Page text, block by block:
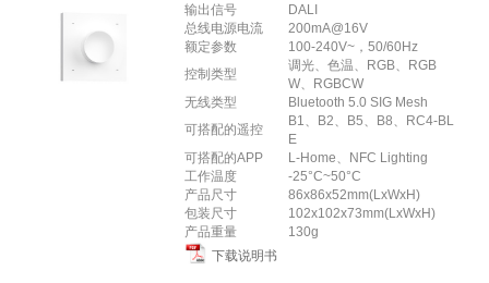
输出信号
DALI
总线电源电流
200mA@16V
额定参数
100-240V~，50/60Hz
控制类型
调光、色温、RGB、RGB
W、RGBCW
无线类型
Bluetooth 5.0 SIG Mesh
可搭配的遥控
B1、B2、B5、B8、RC4-BL
E
可搭配的APP
L-Home、NFC Lighting
工作温度
-25°C~50°C
产品尺寸
86x86x52mm(LxWxH)
包装尺寸
102x102x73mm(LxWxH)
产品重量
130g
下载说明书